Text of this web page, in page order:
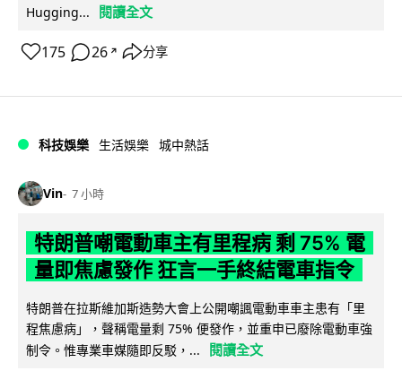
Hugging...
閱讀全文
175 26 ↗ 分享
科技娛樂 生活娛樂 城中熱話
Vin 7 小時
特朗普嘲電動車主有里程病 剩 75% 電
量即焦慮發作 狂言一手終結電車指令
特朗普在拉斯維加斯造勢大會上公開嘲諷電動車車主患有「里
程焦慮病」，聲稱電量剩 75% 便發作，並重申已廢除電動車強
制令。惟專業車媒隨即反駁，...
閱讀全文